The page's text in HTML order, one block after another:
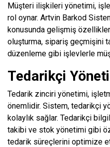
Müşteri ilişkileri yönetimi,
rol oynar. Artvin Barkod
konusunda gelişmiş
oluşturma, sipariş geçmişini
düzenleme gibi işlevlerle
Tedarikçi
Tedarik zinciri yönetimi,
önemlidir. Sistem, tedarikçi
kolaylık sağlar. Tedarikçi
takibi ve stok yönetimi gibi
tedarik süreçlerini optimize